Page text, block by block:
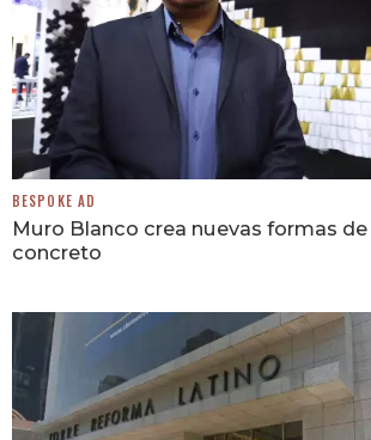
BESPOKE AD
Muro Blanco crea nuevas formas
concreto